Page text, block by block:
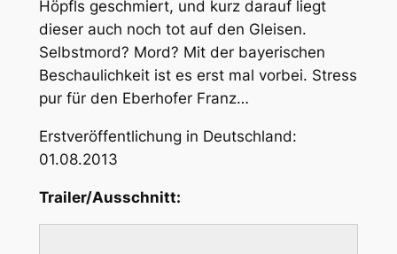
Höpfls geschmiert, und kurz darauf liegt
dieser auch noch tot auf den Gleisen.
Selbstmord? Mord? Mit der bayerischen
Beschaulichkeit ist es erst mal vorbei. Stress
pur für den Eberhofer Franz…
Erstveröffentlichung in Deutschland:
01.08.2013
Trailer/Ausschnitt: